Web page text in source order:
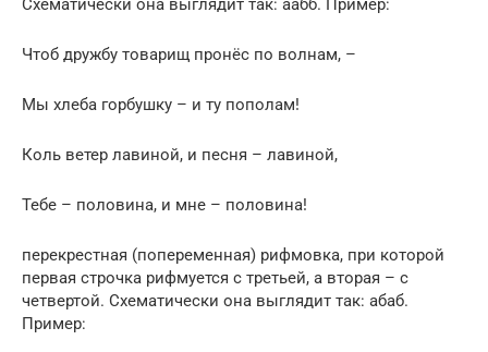
Схематически она выглядит так: аабб. Пример:
Чтоб дружбу товарищ пронёс по волнам, –
Мы хлеба горбушку – и ту пополам!
Коль ветер лавиной, и песня – лавиной,
Тебе – половина, и мне – половина!
перекрестная (попеременная) рифмовка, при которой
первая строчка рифмуется с третьей, а вторая – с
четвертой. Схематически она выглядит так: абаб.
Пример: